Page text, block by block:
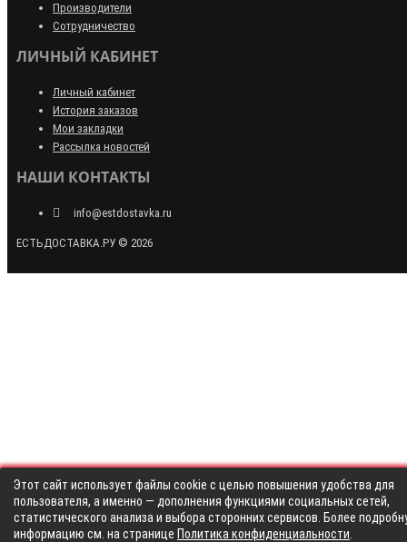
Производители
Сотрудничество
ЛИЧНЫЙ КАБИНЕТ
Личный кабинет
История заказов
Мои закладки
Рассылка новостей
НАШИ КОНТАКТЫ
info@estdostavka.ru
ЕСТЬДОСТАВКА.РУ © 2026
Этот сайт использует файлы cookie с целью повышения удобства для
пользователя, а именно — дополнения функциями социальных сетей,
статистического анализа и выбора сторонних сервисов. Более
информацию см. на странице Политика конфиденциальности